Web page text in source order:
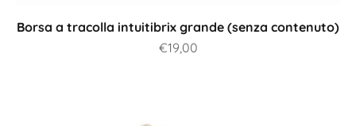
Borsa a tracolla intuitibrix grande (senza contenuto)
Prezzo scontato
€19,00